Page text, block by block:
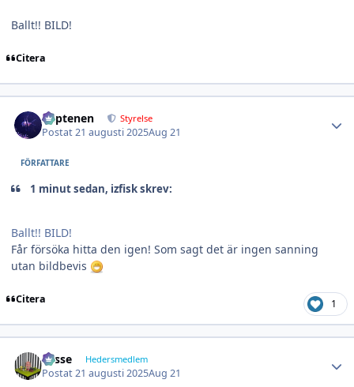
Ballt!! BILD!
Citera
kaptenen Styrelse
Postat21 augusti 2025Aug 21
FÖRFATTARE
1 minut sedan, izfisk skrev:
Ballt!! BILD!
Får försöka hitta den igen! Som sagt det är ingen sanning
utan bildbevis
Citera 1
Lasse Hedersmedlem
Postat21 augusti 2025Aug 21